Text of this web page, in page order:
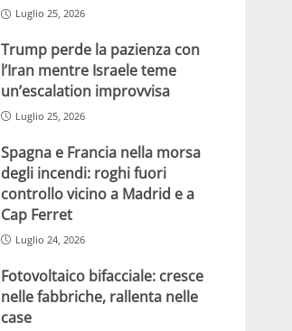
Luglio 25, 2026
Trump perde la pazienza con
l’Iran mentre Israele teme
un’escalation improvvisa
Luglio 25, 2026
Spagna e Francia nella morsa
degli incendi: roghi fuori
controllo vicino a Madrid e a
Cap Ferret
Luglio 24, 2026
Fotovoltaico bifacciale: cresce
nelle fabbriche, rallenta nelle
case